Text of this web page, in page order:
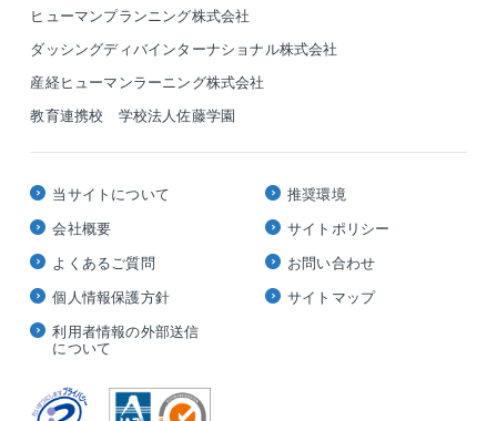
ヒューマンプランニング株式会社
ダッシングディバインターナショナル株式会社
産経ヒューマンラーニング株式会社
教育連携校 学校法人佐藤学園
当サイトについて
会社概要
よくあるご質問
個人情報保護方針
利用者情報の外部送信
について
推奨環境
サイトポリシー
お問い合わせ
サイトマップ